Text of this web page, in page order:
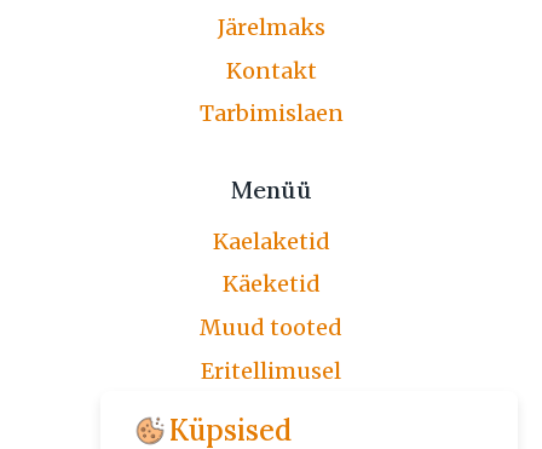
Järelmaks
Kontakt
Tarbimislaen
Menüü
Kaelaketid
Käeketid
Muud tooted
Eritellimusel
Järelmaks
Küpsised